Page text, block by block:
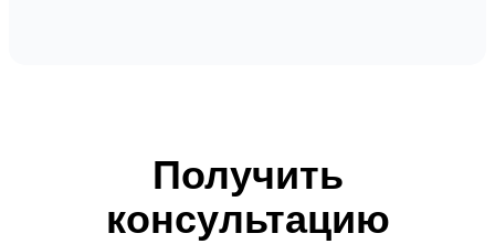
Получить
консультацию